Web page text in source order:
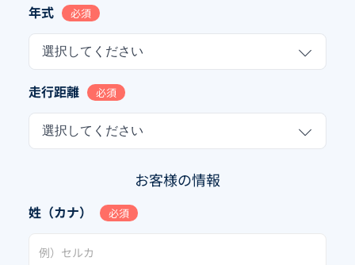
年式 必須
選択してください
走行距離 必須
選択してください
お客様の情報
姓（カナ） 必須